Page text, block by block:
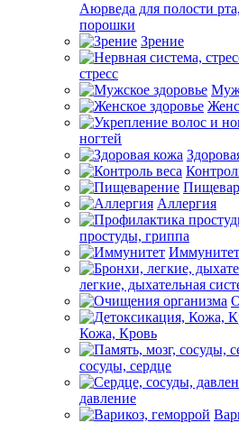
Аюрведа для полости
порошки
Зрение
стресс
ногтей
Аллергия
простуды, гриппа
Иммунитет
легкие, дыхательная
Кожа, Кровь
сосуды, сердце
давление